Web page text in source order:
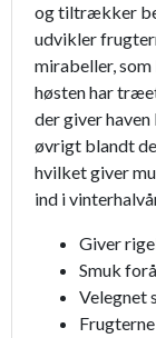
og tiltrækker
udvikler
mirabeller, som
høsten har
der giver
øvrigt blandt
hvilket giver
ind i
Giver
Smuk
Velegnet